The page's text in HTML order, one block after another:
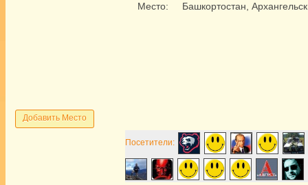
Место: Башкортостан,
Добавить Место
Посетители: